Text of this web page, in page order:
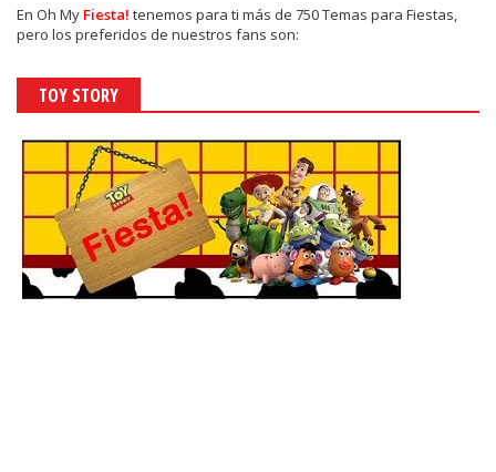
En Oh My Fiesta! tenemos para ti más de 750 Temas para Fiestas,
pero los preferidos de nuestros fans son:
TOY STORY